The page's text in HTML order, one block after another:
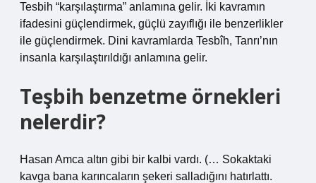
Tesbih “karşılaştırma” anlamına gelir. İki kavramın
ifadesini güçlendirmek, güçlü zayıflığı ile benzerlikler
ile güçlendirmek. Dini kavramlarda Tesbîh, Tanrı’nın
insanla karşılaştırıldığı anlamına gelir.
Teşbih benzetme örnekleri
nelerdir?
Hasan Amca altın gibi bir kalbi vardı. (… Sokaktaki
kavga bana karıncaların şekeri salladığını hatırlattı.